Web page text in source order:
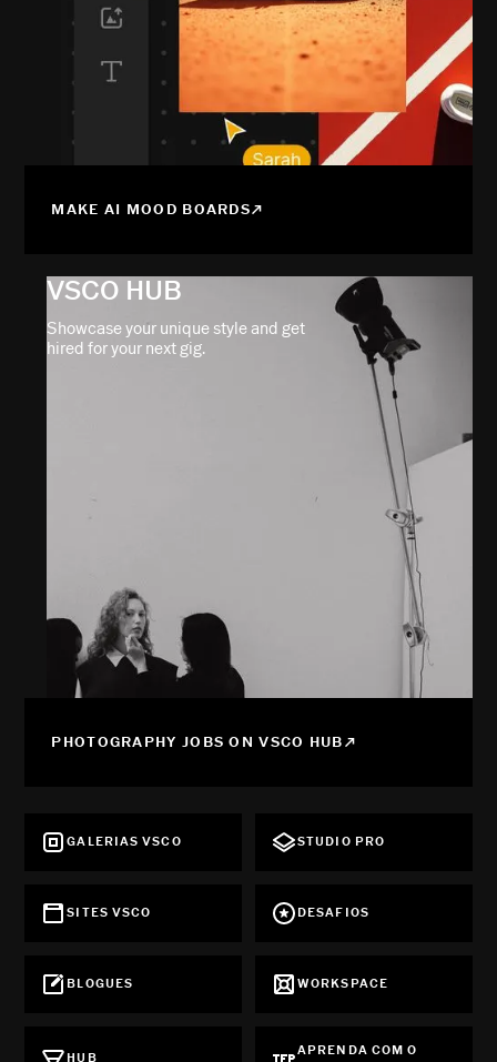
MAKE AI MOOD BOARDS
VSCO HUB
Showcase your unique style and get
hired for your next gig.
PHOTOGRAPHY JOBS ON VSCO HUB
GALERIAS VSCO STUDIO PRO
SITES VSCO DESAFIOS
BLOGUES WORKSPACE
HUB
APRENDA COM O